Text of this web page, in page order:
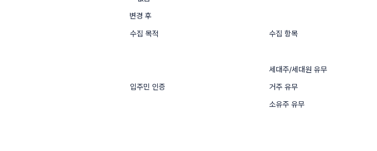
변경 후
수집 목적
수집 항목
입주민 인증
세대주/세대원 유무
거주 유무
소유주 유무